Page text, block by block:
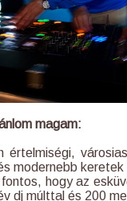
magam:
értelmiségi,
modernebb
hogy az
dj múlttal és 200